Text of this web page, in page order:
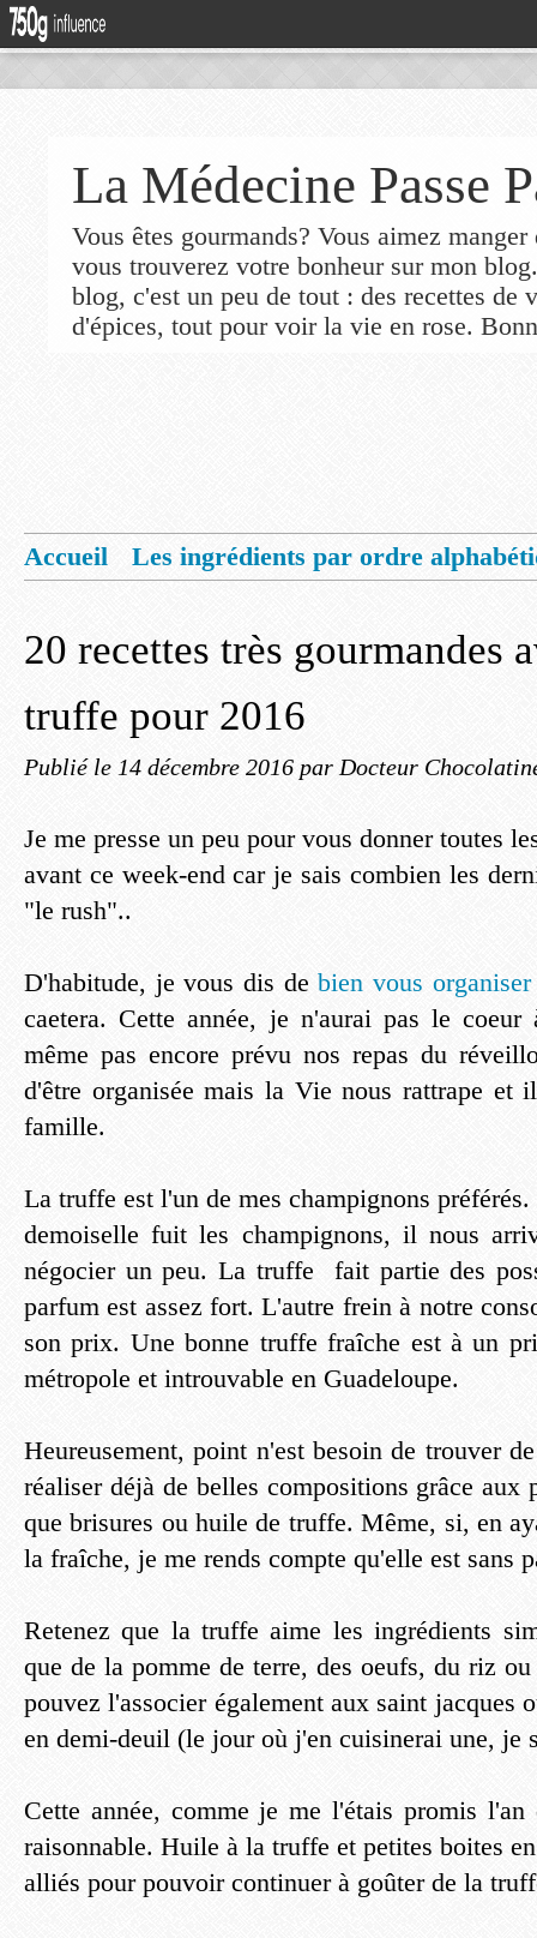
La Médecine Passe
Vous êtes gourmands? Vous aimez
vous trouverez votre bonheur sur mon
blog, c'est un peu de tout : des recettes de
d'épices, tout pour voir la vie en rose.
Accueil
Les ingrédients par ordre
20 recettes très gourmandes
truffe pour 2016
Publié le 14 décembre 2016 par Docteur
Je me presse un peu pour vous donner toutes
avant ce week-end car je sais combien les
"le rush"..
D'habitude, je vous dis debien vous
caetera. Cette année, je n'aurai pas le
même pas encore prévu nos repas du
d'être organisée mais la Vie nous rattrape et
famille.
La truffe est l'un de mes champignons
demoiselle fuit les champignons, il nous
négocier un peu. La truffe fait partie des
parfum est assez fort. L'autre frein à notre
son prix. Une bonne truffe fraîche est à un
métropole et introuvable en Guadeloupe.
Heureusement, point n'est besoin de trouver
réaliser déjà de belles compositions grâce aux
que brisures ou huile de truffe. Même, si, en
la fraîche, je me rends compte qu'elle est sans
Retenez que la truffe aime les ingrédients
que de la pomme de terre, des oeufs, du riz
pouvez l'associer également aux saint jacques
en demi-deuil (le jour où j'en cuisinerai une, je
Cette année, comme je me l'étais promis l'an
raisonnable. Huile à la truffe et petites boites
alliés pour pouvoir continuer à goûter de la